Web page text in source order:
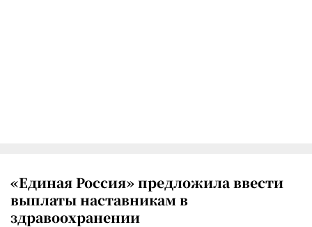
«Единая Россия» предложила ввести
выплаты наставникам в
здравоохранении